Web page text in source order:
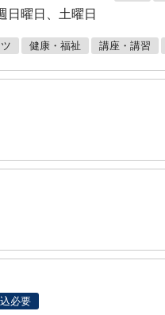
日曜日、土曜日
健康・福祉 講座・講習
必要